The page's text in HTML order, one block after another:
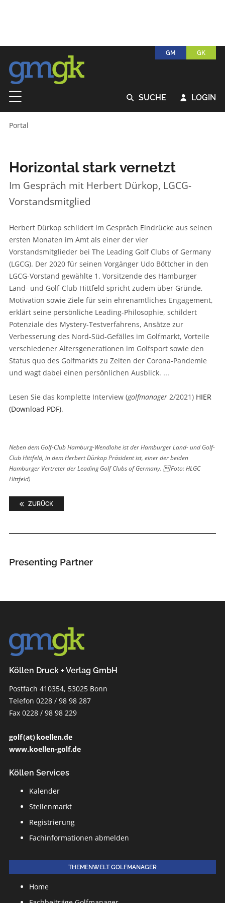
GM GK
 SUCHE  LOGIN
Portal
Horizontal stark vernetzt
Im Gespräch mit Herbert Dürkop, LGCG-
Vorstandsmitglied
Herbert Dürkop schildert im Gespräch Eindrücke aus seinen
ersten Monaten im Amt als einer der vier
Vorstandsmitglieder bei The Leading Golf Clubs of Germany
(LGCG). Der 2020 für seinen Vorgänger Udo Böttcher in den
LGCG-Vorstand gewählte 1. Vorsitzende des Hamburger
Land- und Golf-Club Hittfeld spricht zudem über Gründe,
Motivation sowie Ziele für sein ehrenamtliches Engagement,
erklärt seine persönliche Leading-Philosophie, schildert
Potenziale des Mystery-Testverfahrens, Ansätze zur
Verbesserung des Nord-Süd-Gefälles im Golfmarkt, Vorteile
verschiedener Altersgenerationen im Golfsport sowie den
Status quo des Golfmarkts zu Zeiten der Corona-Pandemie
und wagt dabei einen persönlichen Ausblick. ...
Lesen Sie das komplette Interview (golfmanager2/2021) HIER
(Download PDF).
Neben dem Golf-Club Hamburg-Wendlohe ist der Hamburger Land- und Golf-
Club Hittfeld, in dem Herbert Dürkop Präsident ist, einer der beiden
Hamburger Vertreter der Leading Golf Clubs of Germany. (Foto: HLGC
Hittfeld)
ZURÜCK
Presenting Partner
Köllen Druck + Verlag GmbH
Postfach 410354, 53025 Bonn
Telefon 0228 / 98 98 287
Fax 0228 / 98 98 229
golf (at) koellen.de
www.koellen-golf.de
Köllen Services
Kalender
Stellenmarkt
Registrierung
Fachinformationen abmelden
THEMENWELT GOLFMANAGER
Home